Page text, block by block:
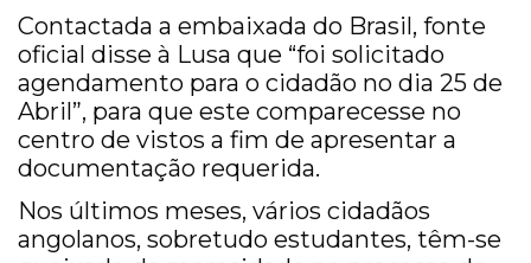
Contactada a embaixada do Brasil, fonte
oficial disse à Lusa que “foi solicitado
agendamento para o cidadão no dia 25 de
Abril”, para que este comparecesse no
centro de vistos a fim de apresentar a
documentação requerida.
Nos últimos meses, vários cidadãos
angolanos, sobretudo estudantes, têm-se